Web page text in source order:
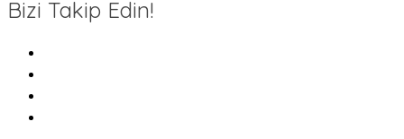
Bizi Takip Edin!